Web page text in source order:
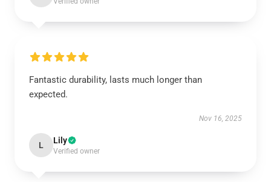
Fantastic durability, lasts much longer than
expected.
Nov 16, 2025
L Lily
Verified owner